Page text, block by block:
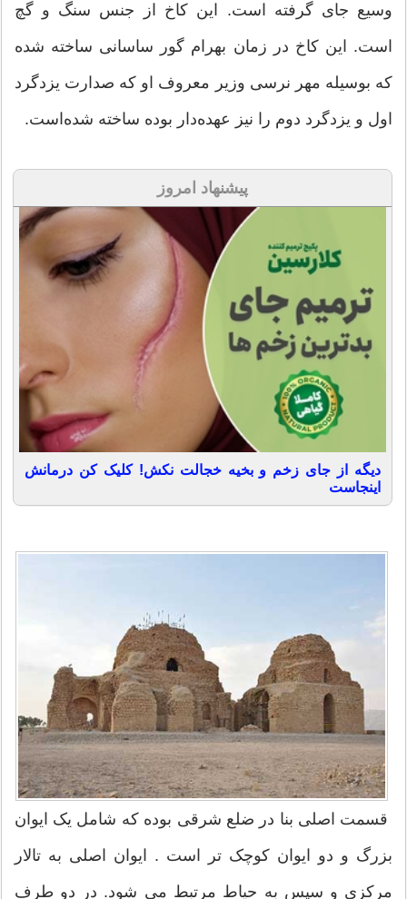
وسیع جای گرفته است. این کاخ از جنس سنگ و گچ
است. این کاخ در زمان بهرام گور ساسانی ساخته شده
که بوسیله مهر نرسی وزیر معروف او که صدارت یزدگرد
اول و یزدگرد دوم را نیز عهده‌دار بوده ساخته شده‌است.
پیشنهاد امروز
دیگه از جای زخم و بخیه خجالت نکش! کلیک کن درمانش
اینجاست
قسمت اصلی بنا در ضلع شرقی بوده که شامل یک ایوان
بزرگ و دو ایوان کوچک تر است . ایوان اصلی به تالار
مرکزی و سپس به حیاط مرتبط می شود. در دو طرف